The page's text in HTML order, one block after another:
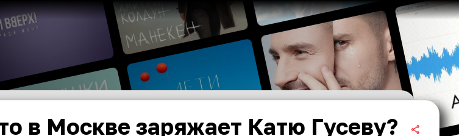
в Москве заряжает Катю Гусеву?